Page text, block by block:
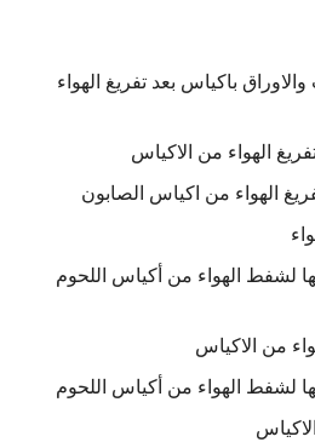
باكياس بعد تفريغ الهواء
الهواء من الاكياس
الهواء من اكياس الصابون
لشفط الهواء من أكياس اللحوم
من الاكياس
لشفط الهواء من أكياس اللحوم